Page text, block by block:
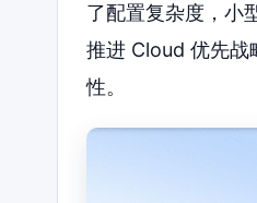
了配置复杂度，小
推进 Cloud 优先战
性。